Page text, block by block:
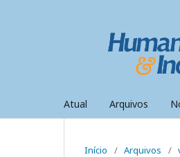
Atual Arquivos
Início / Arquivos /